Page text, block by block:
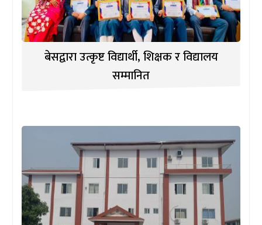
बेसद्वारा उत्कृष्ट विद्यार्थी, शिक्षक र विद्यालय
सम्मानित